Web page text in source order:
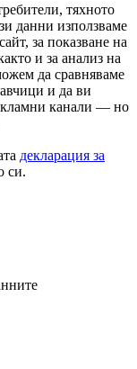
тяхното
данни използваме
за показване на
и за анализ на
да сравняваме
и да ви
канали — но
декларация за
си.